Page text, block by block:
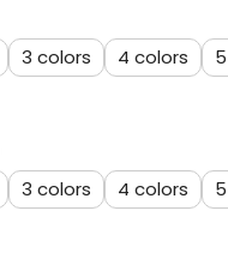
3 4
5
3 4
5